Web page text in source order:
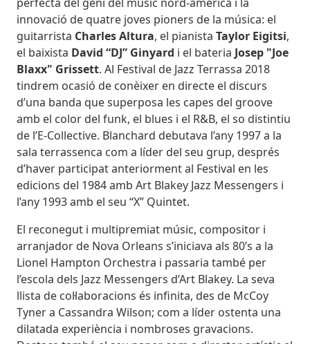
innovació de quatre joves pioners de la música: el
guitarrista Charles Altura, el pianista Taylor Eigitsi,
el baixista David “DJ” Ginyard i el bateria Josep "Joe
Blaxx" Grissett. Al Festival de Jazz Terrassa 2018
tindrem ocasió de conèixer en directe el discurs
d’una banda que superposa les capes del groove
amb el color del funk, el blues i el R&B, el so distintiu
de l’E-Collective. Blanchard debutava l’any 1997 a la
sala terrassenca com a líder del seu grup, després
d’haver participat anteriorment al Festival en les
edicions del 1984 amb Art Blakey Jazz Messengers i
l’any 1993 amb el seu “X” Quintet.
El reconegut i multipremiat músic, compositor i
arranjador de Nova Orleans s’iniciava als 80’s a la
Lionel Hampton Orchestra i passaria també per
l’escola dels Jazz Messengers d’Art Blakey. La seva
llista de col·laboracions és infinita, des de McCoy
Tyner a Cassandra Wilson; com a líder ostenta una
dilatada experiència i nombroses gravacions.